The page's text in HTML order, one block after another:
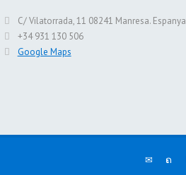
C/ Vilatorrada, 11 08241 Manresa. Espanya
+34 931 130 506
Google Maps